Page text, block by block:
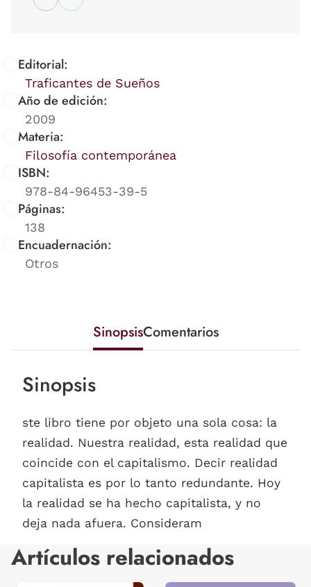
Editorial:
Traficantes de Sueños
Año de edición:
2009
Materia:
Filosofía contemporánea
ISBN:
978-84-96453-39-5
Páginas:
138
Encuadernación:
Otros
SinopsisComentarios
Sinopsis
ste libro tiene por objeto una sola cosa: la
realidad. Nuestra realidad, esta realidad que
coincide con el capitalismo. Decir realidad
capitalista es por lo tanto redundante. Hoy
la realidad se ha hecho capitalista, y no
deja nada afuera. Consideram
Artículos relacionados